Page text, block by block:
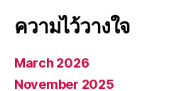
ความไว้วางใจ
March 2026
November 2025